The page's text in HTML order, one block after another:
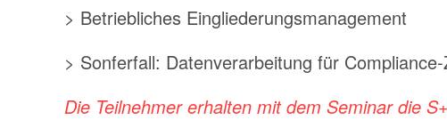
> Betriebliches Eingliederungsmanagement
> Sonferfall: Datenverarbeitung für
Die Teilnehmer erhalten mit dem Seminar die